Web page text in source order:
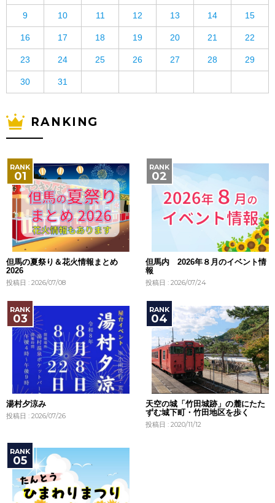
9 10 11 12 13 14 15
16 17 18 19 20 21 22
23 24 25 26 27 28 29
30 31
RANKING
但馬の夏祭り＆花火情報まとめ
2026
投稿日 : 2026/07/08
但馬内 2026年８月のイベント情
報
投稿日 : 2026/07/24
湯村夕涼み
投稿日 : 2026/07/26
天空の城「竹田城跡」の麓にたた
ずむ城下町・竹田地区を歩く
投稿日 : 2020/11/12